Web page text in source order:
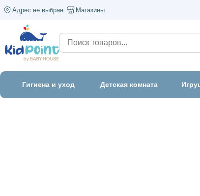
Адрес не выбран Магазины
Гигиена и уход Детская комната